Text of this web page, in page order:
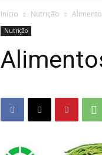
Início Nutrição
Nutrição